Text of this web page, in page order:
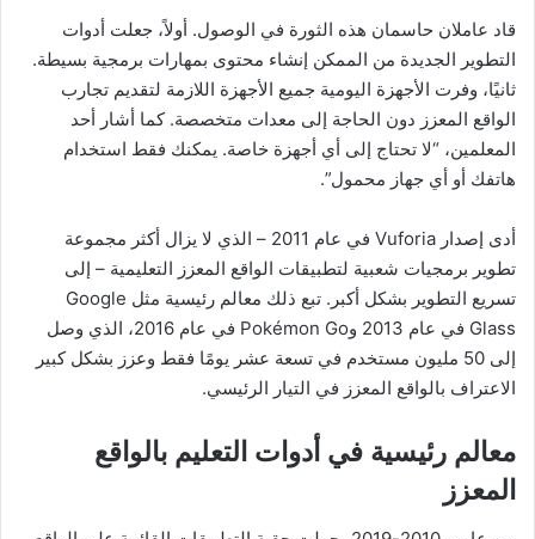
قاد عاملان حاسمان هذه الثورة في الوصول. أولاً، جعلت أدوات
التطوير الجديدة من الممكن إنشاء محتوى بمهارات برمجية بسيطة.
ثانيًا، وفرت الأجهزة اليومية جميع الأجهزة اللازمة لتقديم تجارب
الواقع المعزز دون الحاجة إلى معدات متخصصة. كما أشار أحد
المعلمين، “لا تحتاج إلى أي أجهزة خاصة. يمكنك فقط استخدام
هاتفك أو أي جهاز محمول”.
أدى إصدار Vuforia في عام 2011 – الذي لا يزال أكثر مجموعة
تطوير برمجيات شعبية لتطبيقات الواقع المعزز التعليمية – إلى
تسريع التطوير بشكل أكبر. تبع ذلك معالم رئيسية مثل Google
Glass في عام 2013 وPokémon Go في عام 2016، الذي وصل
إلى 50 مليون مستخدم في تسعة عشر يومًا فقط وعزز بشكل كبير
الاعتراف بالواقع المعزز في التيار الرئيسي.
معالم رئيسية في أدوات التعليم بالواقع
المعزز